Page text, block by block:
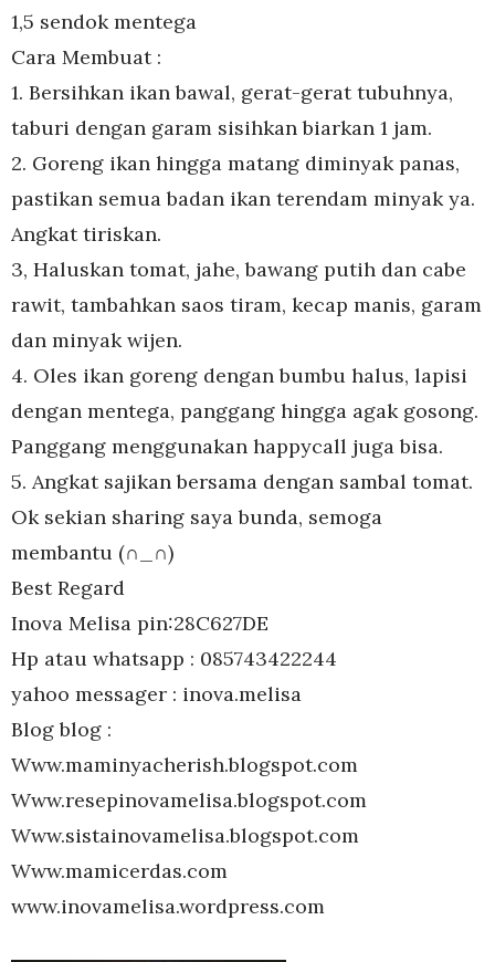
1,5 sendok mentega
Cara Membuat :
1. Bersihkan ikan bawal, gerat-gerat tubuhnya,
taburi dengan garam sisihkan biarkan 1 jam.
2. Goreng ikan hingga matang diminyak panas,
pastikan semua badan ikan terendam minyak ya.
Angkat tiriskan.
3, Haluskan tomat, jahe, bawang putih dan cabe
rawit, tambahkan saos tiram, kecap manis, garam
dan minyak wijen.
4. Oles ikan goreng dengan bumbu halus, lapisi
dengan mentega, panggang hingga agak gosong.
Panggang menggunakan happycall juga bisa.
5. Angkat sajikan bersama dengan sambal tomat.
Ok sekian sharing saya bunda, semoga
membantu (∩_∩)
Best Regard
Inova Melisa pin:28C627DE
Hp atau whatsapp : 085743422244
yahoo messager : inova.melisa
Blog blog :
Www.maminyacherish.blogspot.com
Www.resepinovamelisa.blogspot.com
Www.sistainovamelisa.blogspot.com
Www.mamicerdas.com
www.inovamelisa.wordpress.com